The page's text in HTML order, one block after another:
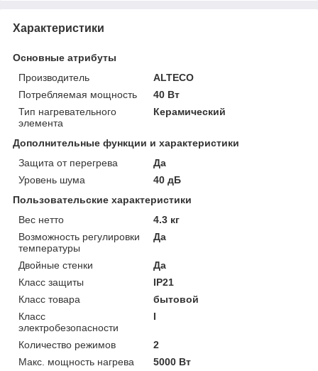
Характеристики
Основные атрибуты
Производитель
ALTECO
Потребляемая мощность
40 Вт
Тип нагревательного
элемента
Керамический
Дополнительные функции и характеристики
Защита от перегрева
Да
Уровень шума
40 дБ
Пользовательские характеристики
Вес нетто
4.3 кг
Возможность регулировки
температуры
Да
Двойные стенки
Да
Класс защиты
IP21
Класс товара
бытовой
Класс
электробезопасности
I
Количество режимов
2
Макс. мощность нагрева
5000 Вт